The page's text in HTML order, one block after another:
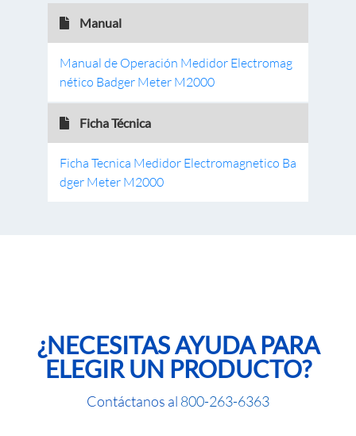
Manual
Manual de Operación Medidor Electromag
nético Badger Meter M2000
Ficha Técnica
Ficha Tecnica Medidor Electromagnetico Ba
dger Meter M2000
¿NECESITAS AYUDA PARA
ELEGIR UN PRODUCTO?
Contáctanos al 800-263-6363